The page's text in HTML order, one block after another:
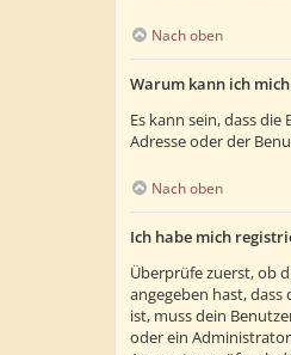
Nach oben
Warum kann ich
Es kann sein, dass
Adresse oder der
Nach oben
Ich habe mich
Überprüfe zuerst, ob
angegeben hast,
ist, muss dein
oder ein